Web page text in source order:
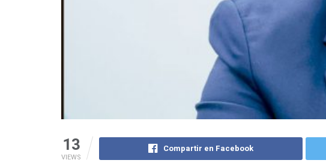
13
VIEWS
Compartir en Facebook